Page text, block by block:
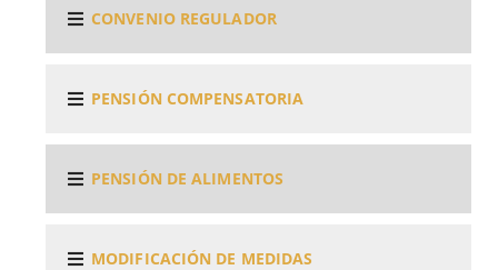
CONVENIO REGULADOR
PENSIÓN COMPENSATORIA
PENSIÓN DE ALIMENTOS
MODIFICACIÓN DE MEDIDAS